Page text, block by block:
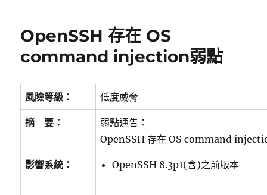
OpenSSH 存在 OS
command injection弱點
風險等級： 低度威脅
摘 要：
弱點通告：
OpenSSH 存在 OS command
影響系統： OpenSSH 8.3p1(含)之前版本